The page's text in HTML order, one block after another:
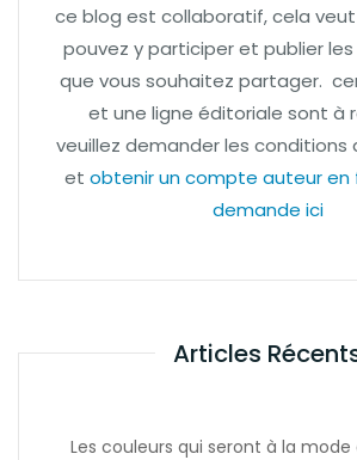
ce blog est collaboratif, cela
pouvez y participer et publier
que vous souhaitez partager.
et une ligne éditoriale sont à
veuillez demander les conditions
et obtenir un compte auteur en
demande ici
Articles
Les couleurs qui seront à la